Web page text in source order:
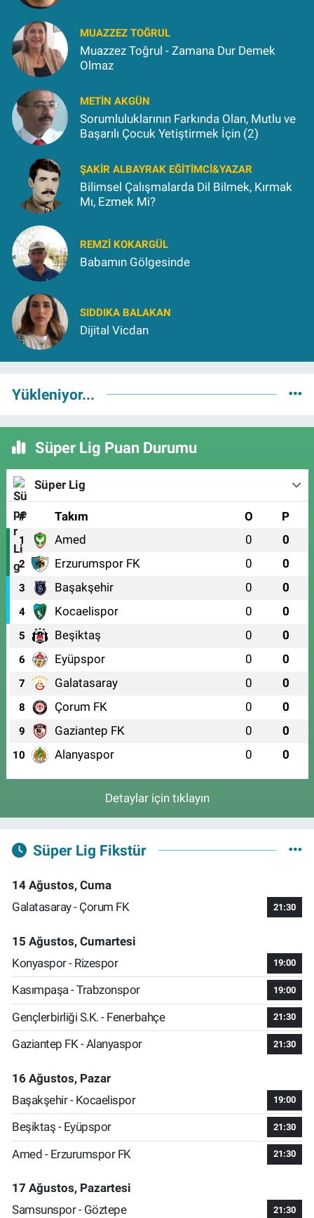
MUAZZEZ TOĞRUL
Muazzez Toğrul - Zamana Dur Demek
Olmaz
METIN AKGÜN
Sorumluluklarının Farkında Olan, Mutlu ve
Başarılı Çocuk Yetiştirmek İçin (2)
ŞAKIR ALBAYRAK EĞITIMCI&YAZAR
Bilimsel Çalışmalarda Dil Bilmek, Kırmak
Mı, Ezmek Mi?
REMZI KOKARGÜL
Babamın Gölgesinde
SIDDIKA BALAKAN
Dijital Vicdan
Yükleniyor...
Süper Lig Puan Durumu
Süper Lig
# Takım O P
1 Amed 0 0
2 Erzurumspor FK 0 0
3 Başakşehir 0 0
4 Kocaelispor 0 0
5 Beşiktaş 0 0
6 Eyüpspor 0 0
7 Galatasaray 0 0
8 Çorum FK 0 0
9 Gaziantep FK 0 0
10 Alanyaspor 0 0
Detaylar için tıklayın
Süper Lig Fikstür
14 Ağustos, Cuma
Galatasaray - Çorum FK
21:30
15 Ağustos, Cumartesi
Konyaspor - Rizespor
19:00
Kasımpaşa - Trabzonspor 19:00
Gençlerbirliği S.K. - Fenerbahçe 21:30
Gaziantep FK - Alanyaspor 21:30
16 Ağustos, Pazar
Başakşehir - Kocaelispor
19:00
Beşiktaş - Eyüpspor 21:30
Amed - Erzurumspor FK 21:30
17 Ağustos, Pazartesi
Samsunspor - Göztepe
21:30